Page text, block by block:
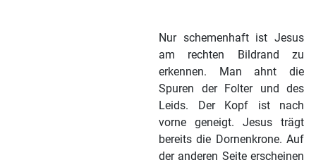
Nur schemenhaft ist Jesus
am rechten Bildrand zu
erkennen. Man ahnt die
Spuren der Folter und des
Leids. Der Kopf ist nach
vorne geneigt. Jesus trägt
bereits die Dornenkrone. Auf
der anderen Seite erscheinen